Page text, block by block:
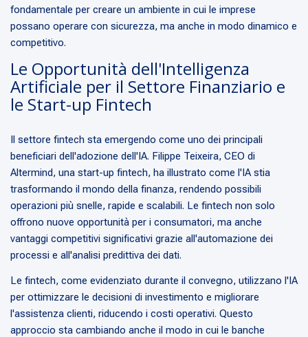
fondamentale per creare un ambiente in cui le imprese
possano operare con sicurezza, ma anche in modo dinamico e
competitivo.
Le Opportunità dell'Intelligenza
Artificiale per il Settore Finanziario e
le Start-up Fintech
Il settore fintech sta emergendo come uno dei principali
beneficiari dell'adozione dell'IA. Filippe Teixeira, CEO di
Altermind, una start-up fintech, ha illustrato come l'IA stia
trasformando il mondo della finanza, rendendo possibili
operazioni più snelle, rapide e scalabili. Le fintech non solo
offrono nuove opportunità per i consumatori, ma anche
vantaggi competitivi significativi grazie all'automazione dei
processi e all'analisi predittiva dei dati.
Le fintech, come evidenziato durante il convegno, utilizzano l'IA
per ottimizzare le decisioni di investimento e migliorare
l'assistenza clienti, riducendo i costi operativi. Questo
approccio sta cambiando anche il modo in cui le banche